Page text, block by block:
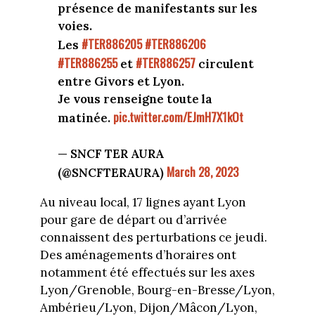
présence de manifestants sur les
voies.
Les #TER886205 #TER886206
#TER886255et #TER886257 circulent
entre Givors et Lyon.
Je vous renseigne toute la
matinée. pic.twitter.com/EJmH7X1kOt
— SNCF TER AURA
(@SNCFTERAURA) March 28, 2023
Au niveau local, 17 lignes ayant Lyon
pour gare de départ ou d’arrivée
connaissent des perturbations ce jeudi.
Des aménagements d’horaires ont
notamment été effectués sur les axes
Lyon/Grenoble, Bourg-en-Bresse/Lyon,
Ambérieu/Lyon, Dijon/Mâcon/Lyon,